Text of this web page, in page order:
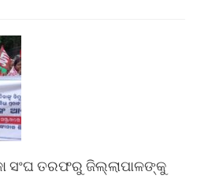
ସଂଘ ତରଫରୁ ଜିଲ୍ଲାପାଳଙ୍କୁ